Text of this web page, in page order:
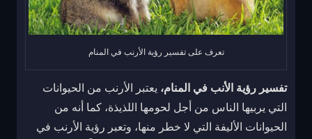
تعرف على تفسير رؤية الأرنب في المنام
تفسير رؤية الأنب في المنام، يعتبر الأرنب من الحيوانات
التي يربيها الناس من أجل لحومها اللذيذة، كما أنه من
الحيوانات الأليفة التي لا خطر منها، وتعبر رؤية الأرنب في